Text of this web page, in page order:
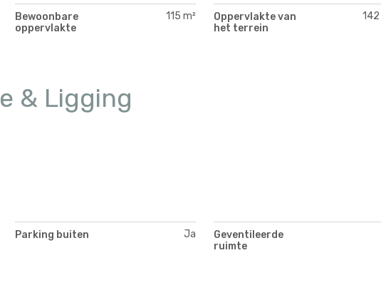
Bewoonbare
oppervlakte
115 m²
Oppervlakte van
het terrein
142
& Ligging
Parking buiten Ja
Geventileerde
ruimte